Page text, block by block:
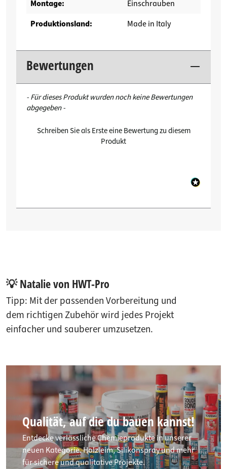
Montage:
Einschrauben
Produktionsland:
Made in Italy
Bewertungen
- Für dieses Produkt wurden noch keine Bewertungen
abgegeben -
Schreiben Sie als Erste eine Bewertung zu diesem
Produkt
New content loaded
💡 Natalie von HWT-Pro
Tipp: Mit der passenden Vorbereitung und
dem richtigen Zubehör wird jedes Projekt
einfacher und sauberer umzusetzen.
Qualität, auf die du bauen kannst!
Entdecke verlässliche Chemieprodukte in unserer
neuen Kategorie. Holzleim, Silikonspray und mehr
für sichere und qualitative Projekte.